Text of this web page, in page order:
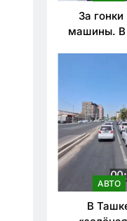
За гонки
машины. В
АВТО
В